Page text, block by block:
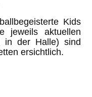
Kids
jeweils aktuellen
in der Halle) sind
ersichtlich.